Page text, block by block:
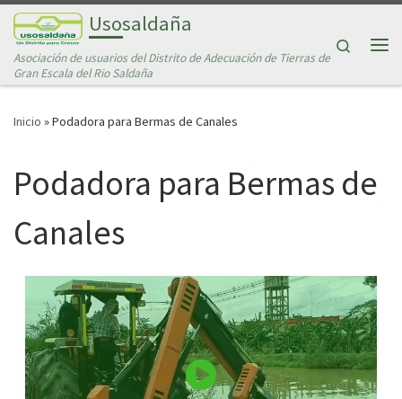
Saltar al contenidoUsosaldaña
Asociación de usuarios del Distrito de Adecuación de Tierras de
Gran Escala del Rio Saldaña
Search
Inicio »Podadora para Bermas de Canales
Podadora para Bermas de
Canales